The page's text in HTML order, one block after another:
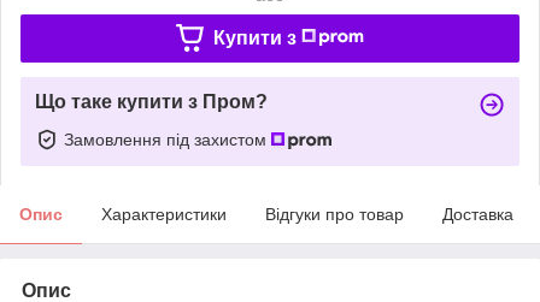
Купити з
Що таке купити з Пром?
Замовлення під захистом
Опис Характеристики Відгуки про товар Доставка
Опис